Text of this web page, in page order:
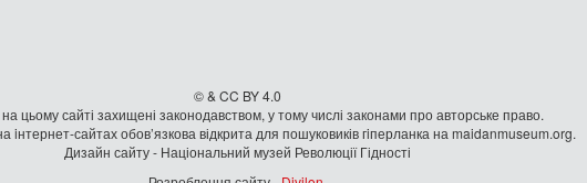
© & CC BY 4.0
цьому сайті захищені законодавством, у тому числі законами про авторське право.
iнтернет-сайтах обов’язкова відкрита для пошуковиків гiперланка на maidanmuseum.org.
Дизайн сайту - Національний музей Революції Гідності